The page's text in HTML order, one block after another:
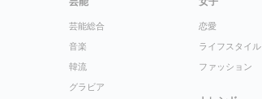
芸能総合
音楽
韓流
グラビア
恋愛
ライフスタイル
ファッション